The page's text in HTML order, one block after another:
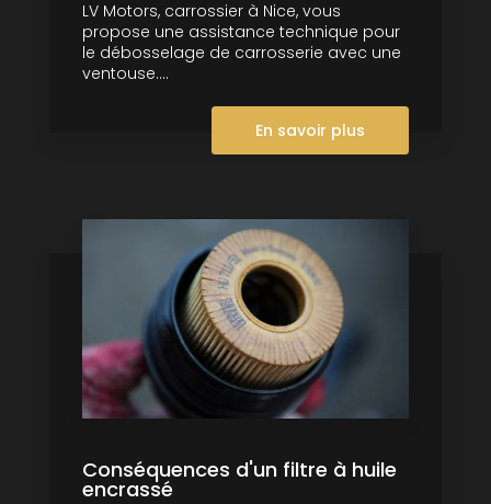
LV Motors, carrossier à Nice, vous
propose une assistance technique pour
le débosselage de carrosserie avec une
ventouse....
En savoir plus
Conséquences d'un filtre à huile
encrassé